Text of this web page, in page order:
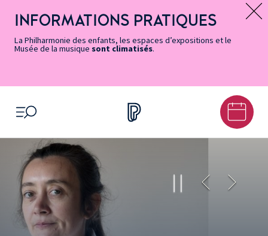
page
Accessibilité
accès
rapides
principal
contenu
principal
page
Message d’information
INFORMATIONS PRATIQUES
La Philharmonie des enfants, les espaces d’expositions et le
Musée de la musique sont climatisés.
OUVRIR LE MENU